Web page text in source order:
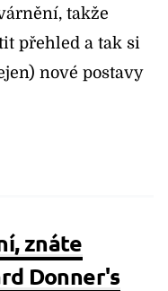
takže
přehled a tak si
nové postavy
znáte
Donner's